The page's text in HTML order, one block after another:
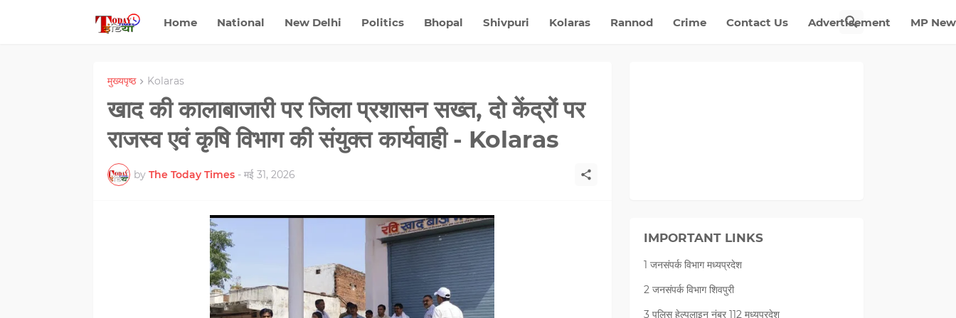
Home National New Delhi Politics Bhopal Shivpuri Kolaras Rannod Crime Contact Us Advertisement MP
मुख्यपृष्ठ Kolaras
खाद की कालाबाजारी पर जिला प्रशासन सख्त, दो केंद्रों पर
राजस्व एवं कृषि विभाग की संयुक्त कार्यवाही - Kolaras
by The Today Times - मई 31, 2026
IMPORTANT LINKS
1 जनसंपर्क विभाग मध्यप्रदेश
2 जनसंपर्क विभाग शिवपुरी
3 पुलिस हेल्पलाइन नंबर 112 मध्‍यप्रदेश